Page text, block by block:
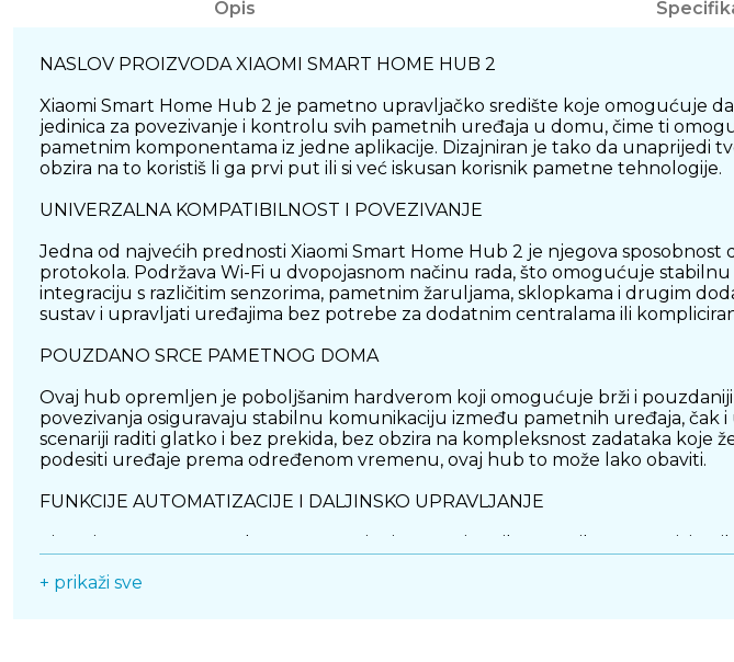
Opis
NASLOV PROIZVODA XIAOMI SMART HOME HUB 2
Xiaomi Smart Home Hub 2 je pametno upravljačko središte koje omogućuje
jedinica za povezivanje i kontrolu svih pametnih uređaja u domu, čime ti
pametnim komponentama iz jedne aplikacije. Dizajniran je tako da unaprijedi
obzira na to koristiš li ga prvi put ili si već iskusan korisnik pametne tehnologije.
UNIVERZALNA KOMPATIBILNOST I POVEZIVANJE
Jedna od najvećih prednosti Xiaomi Smart Home Hub 2 je njegova
protokola. Podržava Wi-Fi u dvopojasnom načinu rada, što omogućuje
integraciju s različitim senzorima, pametnim žaruljama, sklopkama i drugim
sustav i upravljati uređajima bez potrebe za dodatnim centralama ili
POUZDANO SRCE PAMETNOG DOMA
Ovaj hub opremljen je poboljšanim hardverom koji omogućuje brži i
povezivanja osiguravaju stabilnu komunikaciju između pametnih uređaja, čak
scenariji raditi glatko i bez prekida, bez obzira na kompleksnost zadataka
podesiti uređaje prema određenom vremenu, ovaj hub to može lako obaviti.
FUNKCIJE AUTOMATIZACIJE I DALJINSKO UPRAVLJANJE
Xiaomi Smart Home Hub 2 omogućuje ti stvaranje prilagođenih
sustavom vrši se putem aplikacije na pametnom telefonu ili tabletu, što ti
+ prikaži sve